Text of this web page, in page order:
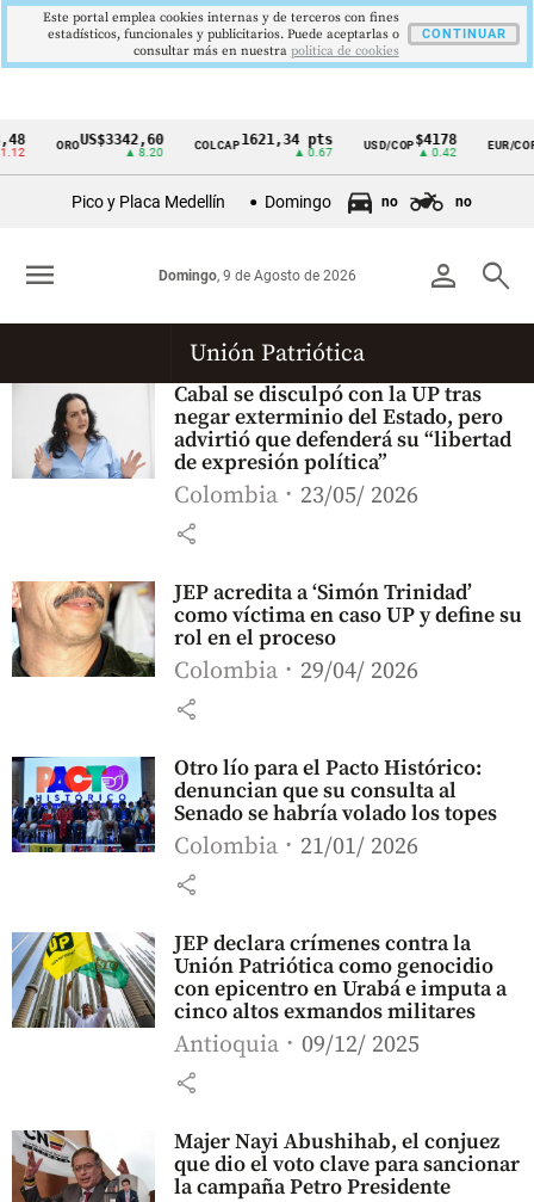
Cintillo
Colombia
OROUS$3342,60
▲ 8.20
COLCAP1621,34 pts
▲ 0.67
USD/COP$4178
▲ 0.42
EUR/COP
Pico y Placa Medellín Domingo no no
person search
Domingo, 9 de Agosto de 2026
menu
Unión Patriótica
Cabal se disculpó con la UP tras
negar exterminio del Estado, pero
advirtió que defenderá su “libertad
de expresión política”
Colombia 23/05/ 2026
share
JEP acredita a ‘Simón Trinidad’
como víctima en caso UP y define su
rol en el proceso
Colombia 29/04/ 2026
share
Otro lío para el Pacto Histórico:
denuncian que su consulta al
Senado se habría volado los topes
Colombia 21/01/ 2026
share
JEP declara crímenes contra la
Unión Patriótica como genocidio
con epicentro en Urabá e imputa a
cinco altos exmandos militares
Antioquia 09/12/ 2025
share
Majer Nayi Abushihab, el conjuez
que dio el voto clave para sancionar
la campaña Petro Presidente
Este portal emplea cookies internas y de terceros con fines
estadísticos, funcionales y publicitarios. Puede aceptarlas o
consultar más en nuestra politica de cookies
CONTINUAR